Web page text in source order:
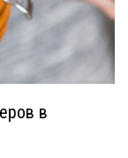
в